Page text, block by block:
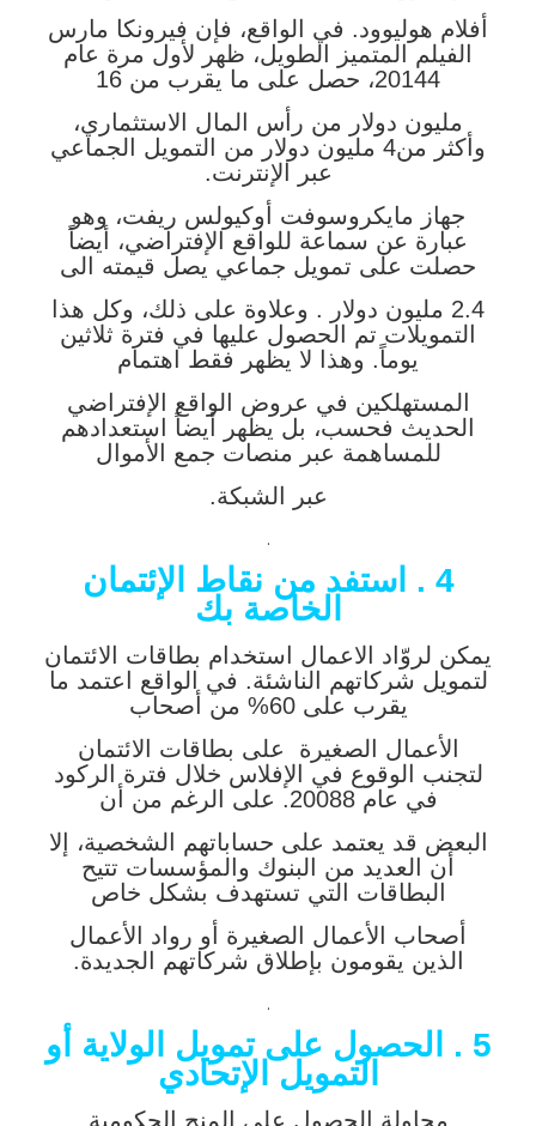
أفلام هوليوود. في الواقع، فإن فيرونكا مارس
الفيلم المتميز الطويل، ظهر لأول مرة عام
20144، حصل على ما يقرب من 16
مليون دولار من رأس المال الاستثماري،
وأكثر من4 مليون دولار من التمويل الجماعي
عبر الإنترنت.
جهاز مايكروسوفت أوكيولس ريفت، وهو
عبارة عن سماعة للواقع الإفتراضي، أيضاً
حصلت على تمويل جماعي يصل قيمته الى
2.4 مليون دولار . وعلاوة على ذلك، وكل هذا
التمويلات تم الحصول عليها في فترة ثلاثين
يوماً. وهذا لا يظهر فقط اهتمام
المستهلكين في عروض الواقع الإفتراضي
الحديث فحسب، بل يظهر أيضاً استعدادهم
للمساهمة عبر منصات جمع الأموال
عبر الشبكة.
.
4 . استفد من نقاط الإئتمان
الخاصة بك
يمكن لروّاد الاعمال استخدام بطاقات الائتمان
لتمويل شركاتهم الناشئة. في الواقع اعتمد ما
يقرب على 60% من أصحاب
الأعمال الصغيرة على بطاقات الائتمان
لتجنب الوقوع في الإفلاس خلال فترة الركود
في عام 20088. على الرغم من أن
البعض قد يعتمد على حساباتهم الشخصية، إلا
أن العديد من البنوك والمؤسسات تتيح
البطاقات التي تستهدف بشكل خاص
أصحاب الأعمال الصغيرة أو رواد الأعمال
الذين يقومون بإطلاق شركاتهم الجديدة.
.
5 . الحصول على تمويل الولاية أو
التمويل الإتحادي
محاولة الحصول على المنح الحكومية